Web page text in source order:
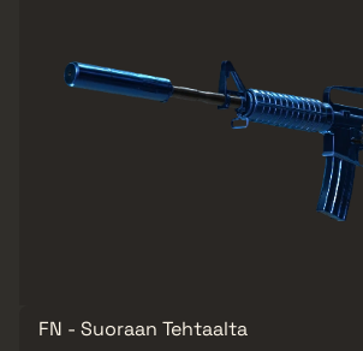
FN - Suoraan Tehtaalta